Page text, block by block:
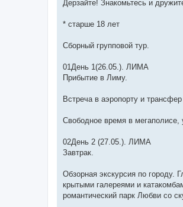
Дерзайте! Знакомьтесь и
* старше 18 лет
Сборный групповой тур.
01День 1(26.05.). ЛИМА
Прибытие в Лиму.
Встреча в аэропорту и трансфер
Свободное время в
02День 2 (27.05.). ЛИМА
Завтрак.
Обзорная экскурсия по
крытыми галереями и
романтический парк Любви со